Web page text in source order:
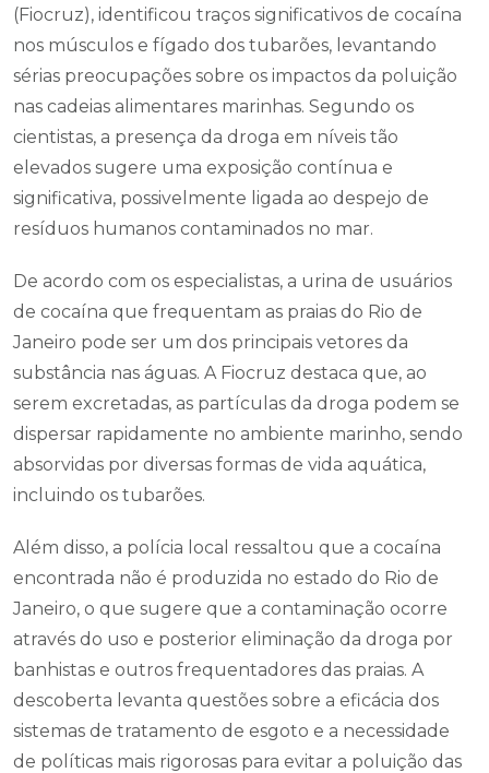
(Fiocruz), identificou traços significativos de cocaína
nos músculos e fígado dos tubarões, levantando
sérias preocupações sobre os impactos da poluição
nas cadeias alimentares marinhas. Segundo os
cientistas, a presença da droga em níveis tão
elevados sugere uma exposição contínua e
significativa, possivelmente ligada ao despejo de
resíduos humanos contaminados no mar.
De acordo com os especialistas, a urina de usuários
de cocaína que frequentam as praias do Rio de
Janeiro pode ser um dos principais vetores da
substância nas águas. A Fiocruz destaca que, ao
serem excretadas, as partículas da droga podem se
dispersar rapidamente no ambiente marinho, sendo
absorvidas por diversas formas de vida aquática,
incluindo os tubarões.
Além disso, a polícia local ressaltou que a cocaína
encontrada não é produzida no estado do Rio de
Janeiro, o que sugere que a contaminação ocorre
através do uso e posterior eliminação da droga por
banhistas e outros frequentadores das praias. A
descoberta levanta questões sobre a eficácia dos
sistemas de tratamento de esgoto e a necessidade
de políticas mais rigorosas para evitar a poluição das